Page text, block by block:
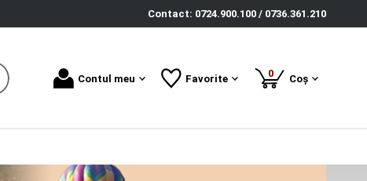
Contact: 0724.900.100 / 0736.361.210
Contul meu Favorite 0produse
Coș